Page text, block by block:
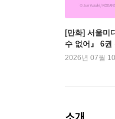
[만화] 서울미
수 없어』 6권
2026년 07월